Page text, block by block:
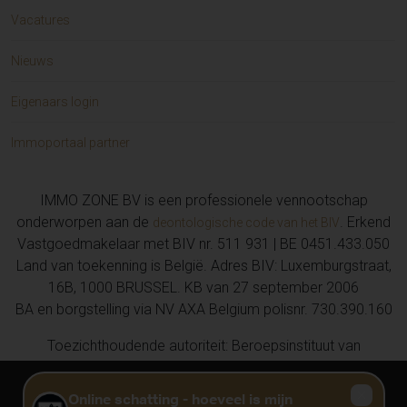
Huis te koop in GERAARDSBERGEN (2)
Garage/parking te koop in DENDERLEEUW (1)
Huis te koop in Beveren (1)
Appartement te koop in ELX/ELCHE (1)
Huis te koop in Niel (1)
Appartement te koop in BEVEREN-KRUIBEKE-
ZWIJNDRECHT (1)
Appartement te koop in MERELBEKE-MELLE (1)
Appartement te koop in Zottegem (1)
Zorgvastgoed te koop in BERLARE (1)
Appartement te koop in ZEEBRUGGE (1)
Handelspand te koop in EREMBODEGEM (1)
Vacatures
Nieuws
Eigenaars login
Immoportaal partner
IMMO ZONE BV is een professionele vennootschap
onderworpen aan de deontologische code van het BIV
. Erkend
Vastgoedmakelaar met BIV nr. 511 931 | BE 0451.433.050
Land van toekenning is België. Adres BIV: Luxemburgstraat,
16B, 1000 BRUSSEL. KB van 27 september 2006
BA en borgstelling via NV AXA Belgium polisnr. 730.390.160
Toezichthoudende autoriteit: Beroepsinstituut van